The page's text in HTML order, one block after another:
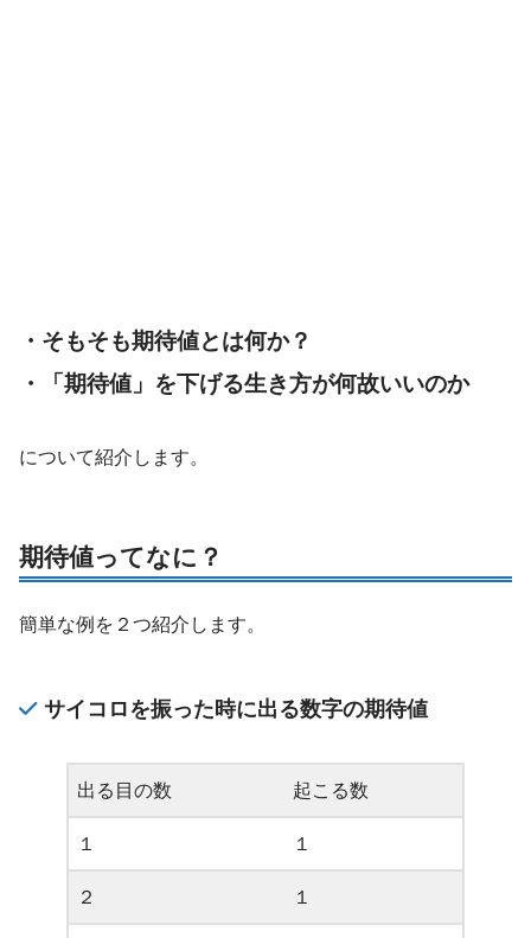
・そもそも期待値とは何か？
・「期待値」を下げる生き方が何故いいのか
について紹介します。
期待値ってなに？
簡単な例を２つ紹介します。
サイコロを振った時に出る数字の期待値
出る目の数 起こる数
１ １
２ １